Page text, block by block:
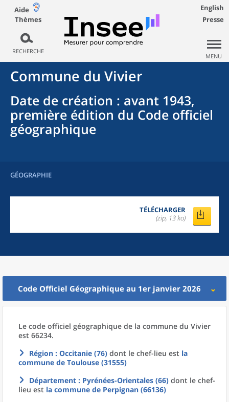
Aide
Thèmes
RECHERCHE
English
Presse
MENU
Commune du Vivier
Date de création : avant 1943,
première édition du Code officiel
géographique
GÉOGRAPHIE
TÉLÉCHARGER
(zip, 13 ko)
Code Officiel Géographique au 1er janvier 2026
Le code officiel géographique de la commune du Vivier
est 66234.
Région : Occitanie (76) dont le chef-lieu est la
commune de Toulouse (31555)
Département : Pyrénées-Orientales (66) dont le chef-
lieu est la commune de Perpignan (66136)